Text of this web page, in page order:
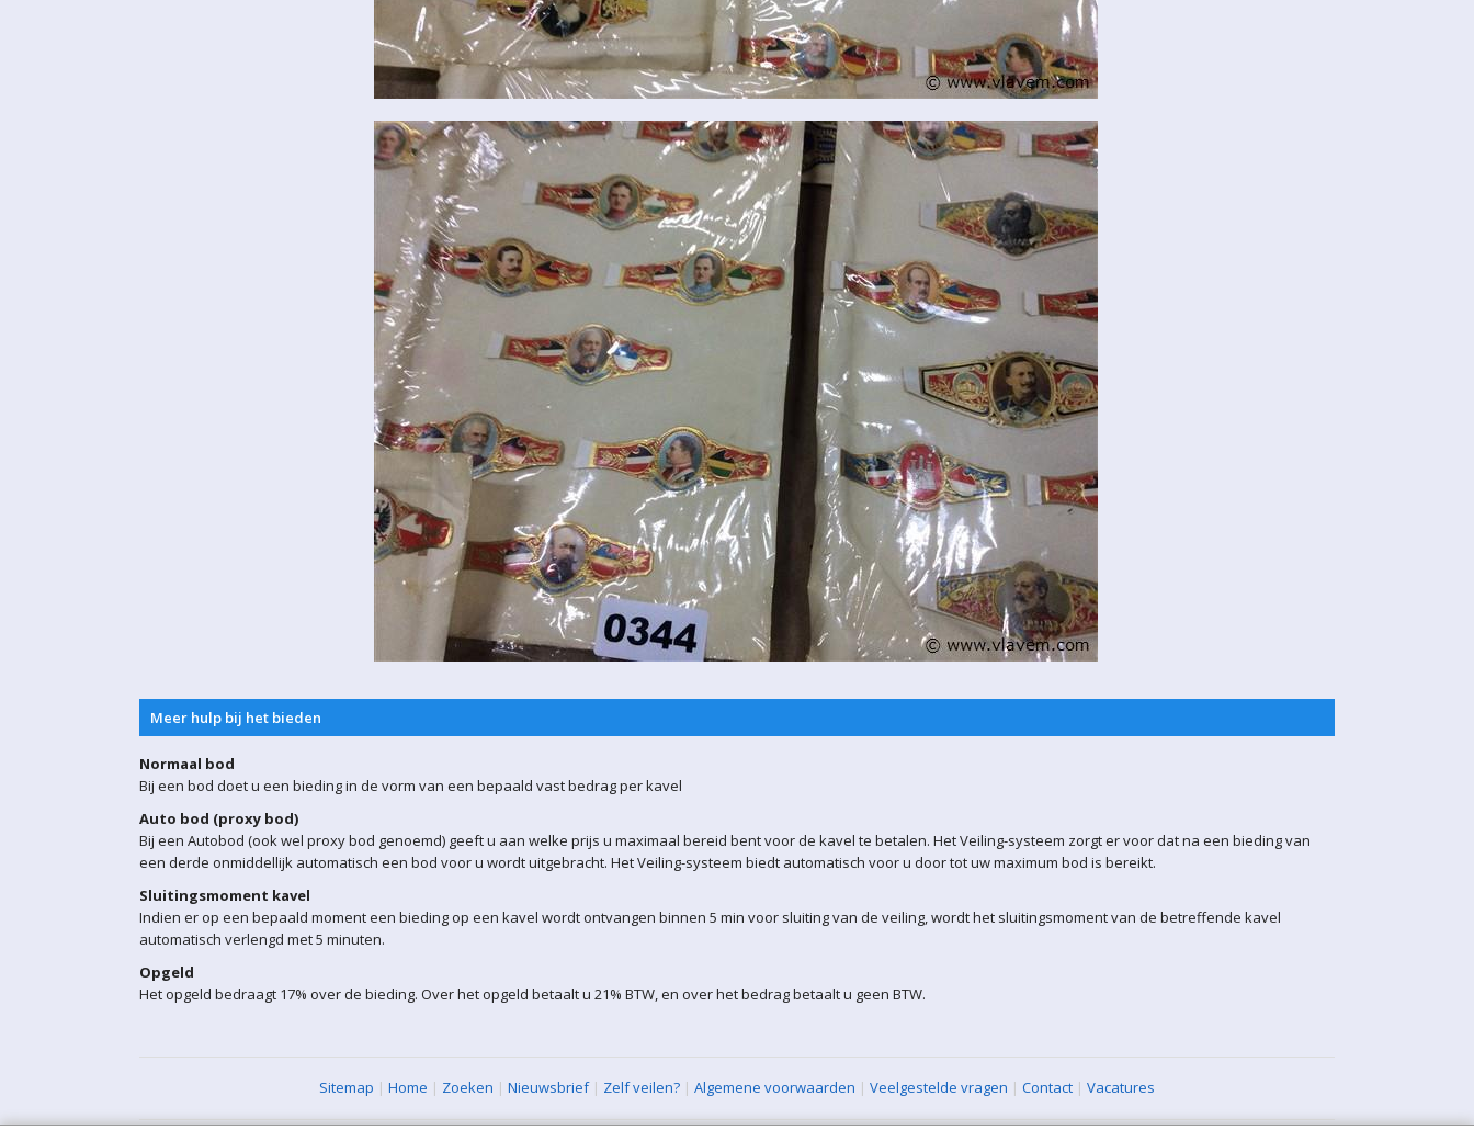
Meer hulp bij het bieden
Normaal bod
Bij een bod doet u een bieding in de vorm van een bepaald vast bedrag per kavel
Auto bod (proxy bod)
Bij een Autobod (ook wel proxy bod genoemd) geeft u aan welke prijs u maximaal bereid bent voor de kavel te betalen. Het Veiling-systeem zorgt er voor dat na een bieding van
een derde onmiddellijk automatisch een bod voor u wordt uitgebracht. Het Veiling-systeem biedt automatisch voor u door tot uw maximum bod is bereikt.
Sluitingsmoment kavel
Indien er op een bepaald moment een bieding op een kavel wordt ontvangen binnen 5 min voor sluiting van de veiling, wordt het sluitingsmoment van de betreffende kavel
automatisch verlengd met 5 minuten.
Opgeld
Het opgeld bedraagt 17% over de bieding. Over het opgeld betaalt u 21% BTW, en over het bedrag betaalt u geen BTW.
Sitemap | Home | Zoeken | Nieuwsbrief| Zelf veilen? | Algemene voorwaarden | Veelgestelde vragen | Contact | Vacatures